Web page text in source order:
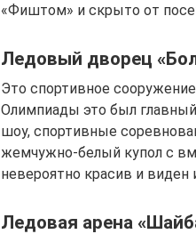
«Фиштом» и скрыто от
Ледовый дворец
Это спортивное
Олимпиады это был
шоу, спортивные
жемчужно-белый купол с
невероятно красив и виден
Ледовая арена